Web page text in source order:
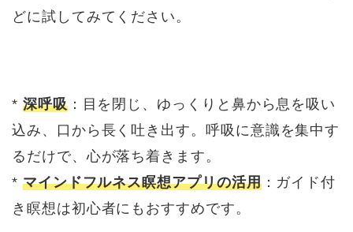
どに試してみてください。
* 深呼吸：目を閉じ、ゆっくりと鼻から息を吸い
込み、口から長く吐き出す。呼吸に意識を集中す
るだけで、心が落ち着きます。
* マインドフルネス瞑想アプリの活用：ガイド付
き瞑想は初心者にもおすすめです。